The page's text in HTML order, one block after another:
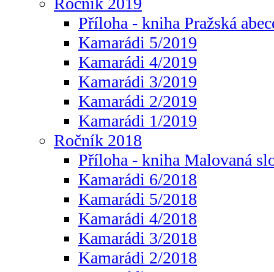
Příloha - kniha Pražská
Kamarádi 5/2019
Kamarádi 4/2019
Kamarádi 3/2019
Kamarádi 2/2019
Kamarádi 1/2019
Ročník 2018
Příloha - kniha Malovaná
Kamarádi 6/2018
Kamarádi 5/2018
Kamarádi 4/2018
Kamarádi 3/2018
Kamarádi 2/2018